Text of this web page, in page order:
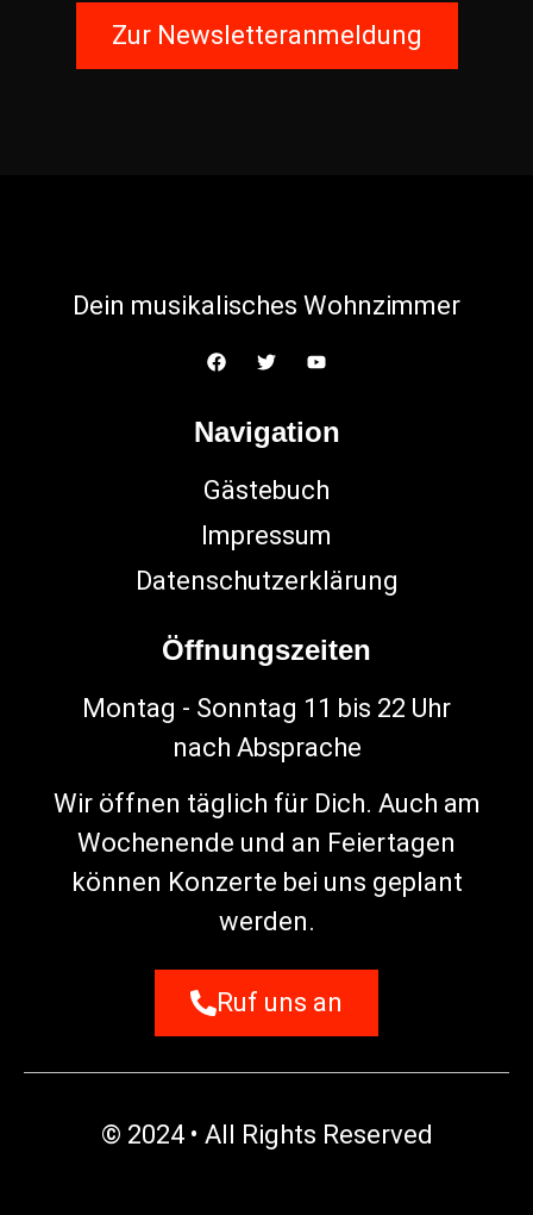
Zur Newsletteranmeldung
Dein musikalisches Wohnzimmer
Navigation
Gästebuch
Impressum
Datenschutzerklärung
Öffnungszeiten
Montag - Sonntag 11 bis 22 Uhr
nach Absprache
Wir öffnen täglich für Dich. Auch am
Wochenende und an Feiertagen
können Konzerte bei uns geplant
werden.
Ruf uns an
© 2024 • All Rights Reserved